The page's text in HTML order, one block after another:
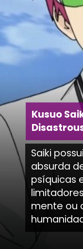
Saiki
absurda
psíquicas
mente ou
Kusuo